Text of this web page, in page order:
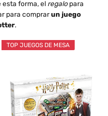
esta forma, el regalopara
para comprarun juego
.
TOP JUEGOS DE MESA